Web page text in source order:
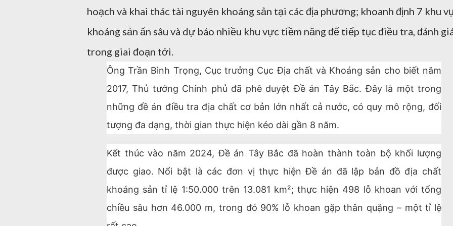
hoạch và khai thác tài nguyên khoáng sản tại các địa phương; khoanh định 7 khu
khoáng sản ẩn sâu và dự báo nhiều khu vực tiềm năng để tiếp tục điều tra, đánh
trong giai đoạn tới.
Ông Trần Bình Trọng, Cục trưởng Cục Địa chất và Khoáng sản cho biết năm
2017, Thủ tướng Chính phủ đã phê duyệt Đề án Tây Bắc. Đây là một trong
những đề án điều tra địa chất cơ bản lớn nhất cả nước, có quy mô rộng, đối
tượng đa dạng, thời gian thực hiện kéo dài gần 8 năm.
Kết thúc vào năm 2024, Đề án Tây Bắc đã hoàn thành toàn bộ khối lượng
được giao. Nổi bật là các đơn vị thực hiện Đề án đã lập bản đồ địa chất
khoáng sản tỉ lệ 1:50.000 trên 13.081 km²; thực hiện 498 lỗ khoan với tổng
chiều sâu hơn 46.000 m, trong đó 90% lỗ khoan gặp thân quặng – một tỉ lệ